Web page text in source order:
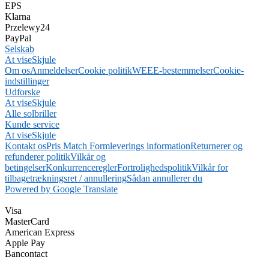
EPS
Klarna
Przelewy24
PayPal
Selskab
At viseSkjule
Om osAnmeldelserCookie politikWEEE-bestemmelserCookie-
indstillinger
Udforske
At viseSkjule
Alle solbriller
Kunde service
At viseSkjule
Kontakt osPris Match Formleverings informationReturnerer og
refunderer politikVilkår og
betingelserKonkurrencereglerFortrolighedspolitikVilkår for
tilbagetrækningsret / annulleringSådan annullerer du
Powered by Google Translate
Visa
MasterCard
American Express
Apple Pay
Bancontact